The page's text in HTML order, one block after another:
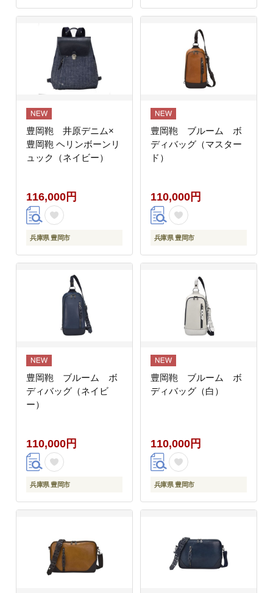
豊岡鞄 井原デニム×
豊岡鞄 ヘリンボーンリ
ュック（ネイビー）
116,000円
兵庫県 豊岡市
豊岡鞄 ブルーム ボ
ディバッグ（マスター
ド）
110,000円
兵庫県 豊岡市
豊岡鞄 ブルーム ボ
ディバッグ（ネイビ
ー）
110,000円
兵庫県 豊岡市
豊岡鞄 ブルーム ボ
ディバッグ（白）
110,000円
兵庫県 豊岡市